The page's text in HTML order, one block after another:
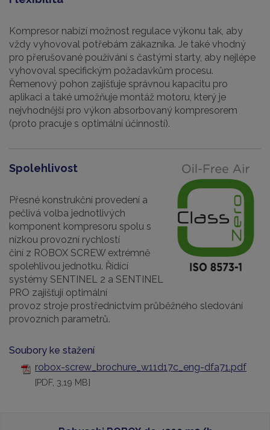
Kompresor nabízí možnost regulace výkonu tak, aby
vždy vyhovoval potřebám zákazníka. Je také vhodný
pro přerušované používání s častými starty, aby nejlépe
vyhovoval specifickým požadavkům procesu.
Řemenový pohon zajišťuje správnou kapacitu pro
aplikaci a také umožňuje montáž motoru, který je
nejvhodnější pro výkon absorbovaný kompresorem
(proto pracuje s optimální účinností).
Spolehlivost
Přesné konstrukční provedení a
pečlivá volba jednotlivých
komponent kompresoru spolu s
nízkou provozní rychlostí
činí z ROBOX SCREW extrémně
spolehlivou jednotku. Řídící
systémy SENTINEL 2 a SENTINEL
PRO zajišťují optimální
provoz stroje prostřednictvím průběžného sledování
provozních parametrů.
Soubory ke stažení
robox-screw_brochure_w11d17c_eng-dfa71.pdf
[PDF, 3,19 MB]